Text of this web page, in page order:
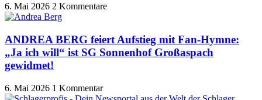
6. Mai 2026 2 Kommentare
ANDREA BERG feiert Aufstieg mit Fan-Hymne:
„Ja ich will“ ist SG Sonnenhof Großaspach
gewidmet!
6. Mai 2026 1 Kommentar